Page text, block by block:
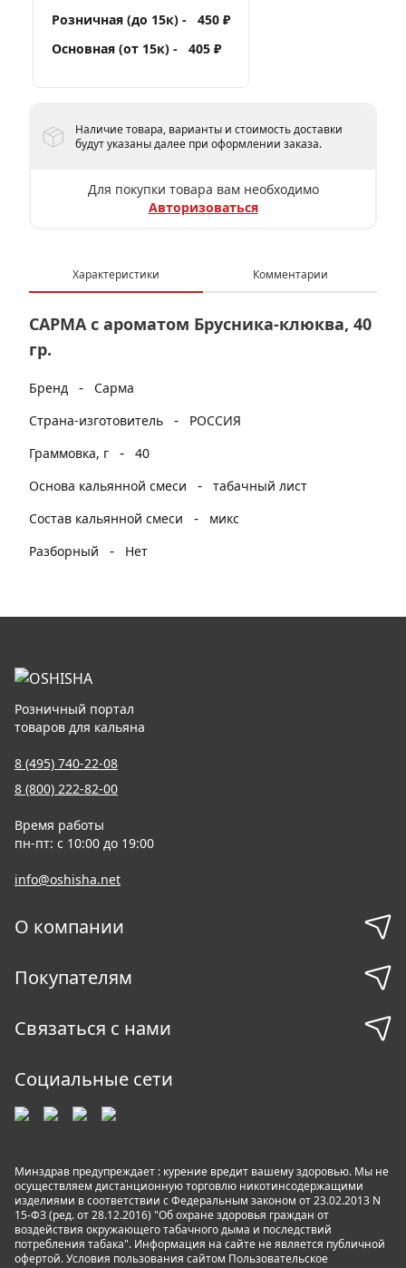
Розничная (до 15к) -
450 ₽
Основная (от 15к) -
405 ₽
Наличие товара, варианты и стоимость доставки
будут указаны далее при оформлении заказа.
Для покупки товара вам необходимо
Авторизоваться
Характеристики Комментарии
САРМА с ароматом Брусника-клюква, 40
гр.
Бренд -
Сарма
Страна-изготовитель
-
РОССИЯ
Граммовка, г
- 40
Основа кальянной смеси
- табачный лист
Состав кальянной смеси
-
микс
Разборный
- Нет
Розничный портал
товаров для кальяна
8 (495) 740-22-08
8 (800) 222-82-00
Время работы
пн-пт: с 10:00 до 19:00
info@oshisha.net
О компании
Покупателям
Связаться с нами
Социальные сети
Минздрав предупреждает : курение вредит вашему здоровью. Мы не
осуществляем дистанционную торговлю никотинсодержащими
изделиями в соответствии с Федеральным законом от 23.02.2013 N
15-ФЗ (ред. от 28.12.2016) "Об охране здоровья граждан от
воздействия окружающего табачного дыма и последствий
потребления табака". Информация на сайте не является публичной
офертой. Условия пользования сайтом Пользовательское